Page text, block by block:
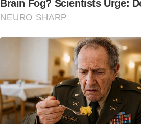
Brain Fog? Scientists Urge:
NEURO SHARP